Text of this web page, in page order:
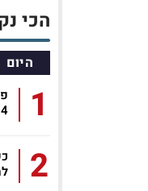
הכי
היום
1
804
2